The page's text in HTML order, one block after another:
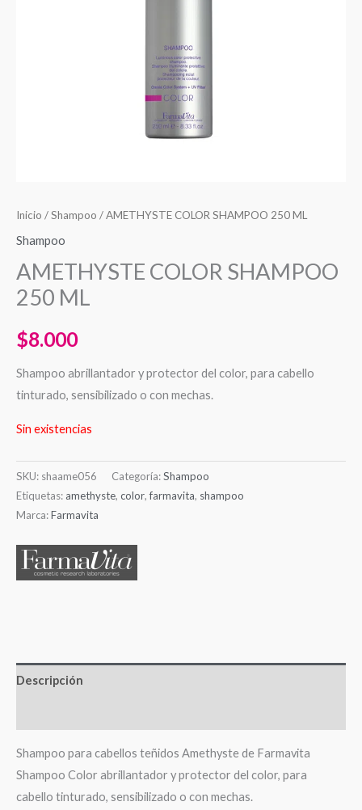
Inicio /Shampoo / AMETHYSTE COLOR SHAMPOO 250 ML
Shampoo
AMETHYSTE COLOR SHAMPOO
250 ML
$8.000
Shampoo abrillantador y protector del color, para cabello
tinturado, sensibilizado o con mechas.
Sin existencias
SKU: shaame056 Categoría:Shampoo
Etiquetas: amethyste, color,farmavita, shampoo
Marca:Farmavita
Descripción
Shampoo para cabellos teñidos Amethyste de Farmavita
Shampoo Color abrillantador y protector del color, para
cabello tinturado, sensibilizado o con mechas.